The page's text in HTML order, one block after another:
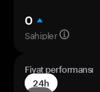
0
Sahipler
Fiyat performansı
24h